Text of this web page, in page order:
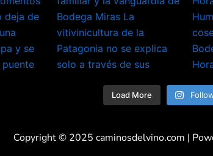
Load More
Copyright © 2025 caminosdelvino.com |